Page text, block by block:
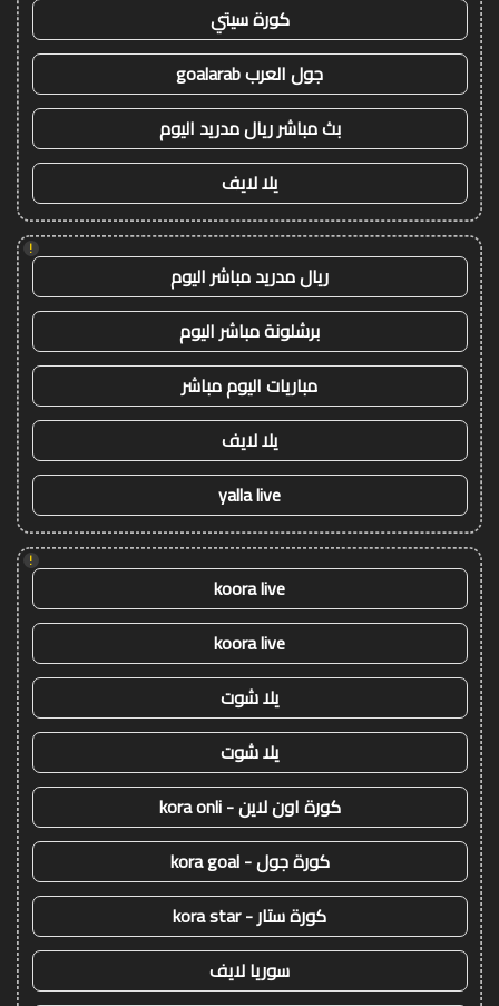
كورة سيتي
جول العرب goalarab
بث مباشر ريال مدريد اليوم
يلا لايف
!
ريال مدريد مباشر اليوم
برشلونة مباشر اليوم
مباريات اليوم مباشر
يلا لايف
yalla live
!
koora live
koora live
يلا شوت
يلا شوت
كورة اون لاين - kora onli
كورة جول - kora goal
كورة ستار - kora star
سوريا لايف